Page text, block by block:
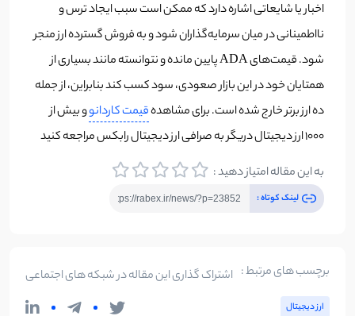
اخبار یا شایعاتی اشاره دارد که ممکن است سبب ایجاد ترس و
نااطمینانی در میان سرمایه‌گذاران شود و به فروش گسترده ارز منجر
شود. قیمت‌های ADA پایین مانده و نتوانسته مانند بسیاری از
همتایان خود در این بازار صعودی، سود کسب کند بنابراین، از جمله
ده ارز برتر خارج شده است. برای مشاهدهقیمت کاردانوو بیش از
۱۰۰۰ ارز دیجیتال دریگر به صرافی ارز دیجیتال رابکس مراجعه کنید
به این مقاله امتیاز دهید :
لینک کوتاه :
برچسب های مرتبط :
ارز دیجیتال
اشتراک گذاری این مقاله در شبکه های اجتماعی